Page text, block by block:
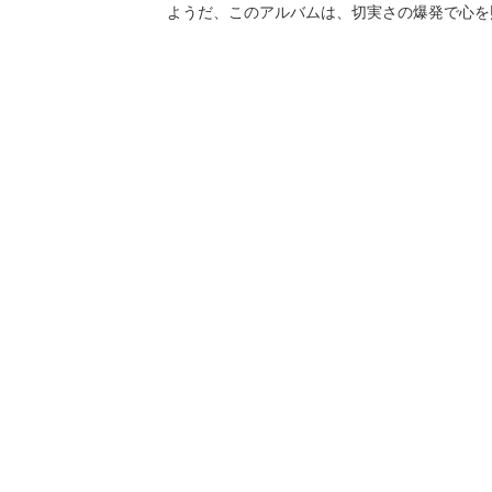
ようだ、このアルバムは、切実さの爆発で心